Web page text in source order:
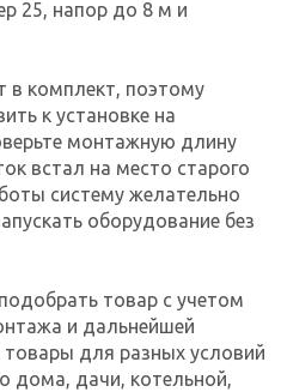
25, напор до 8 м и
в комплект, поэтому
к установке на
монтажную длину
встал на место старого
систему желательно
оборудование без
товар с учетом
и дальнейшей
для разных условий
дома, дачи, котельной,